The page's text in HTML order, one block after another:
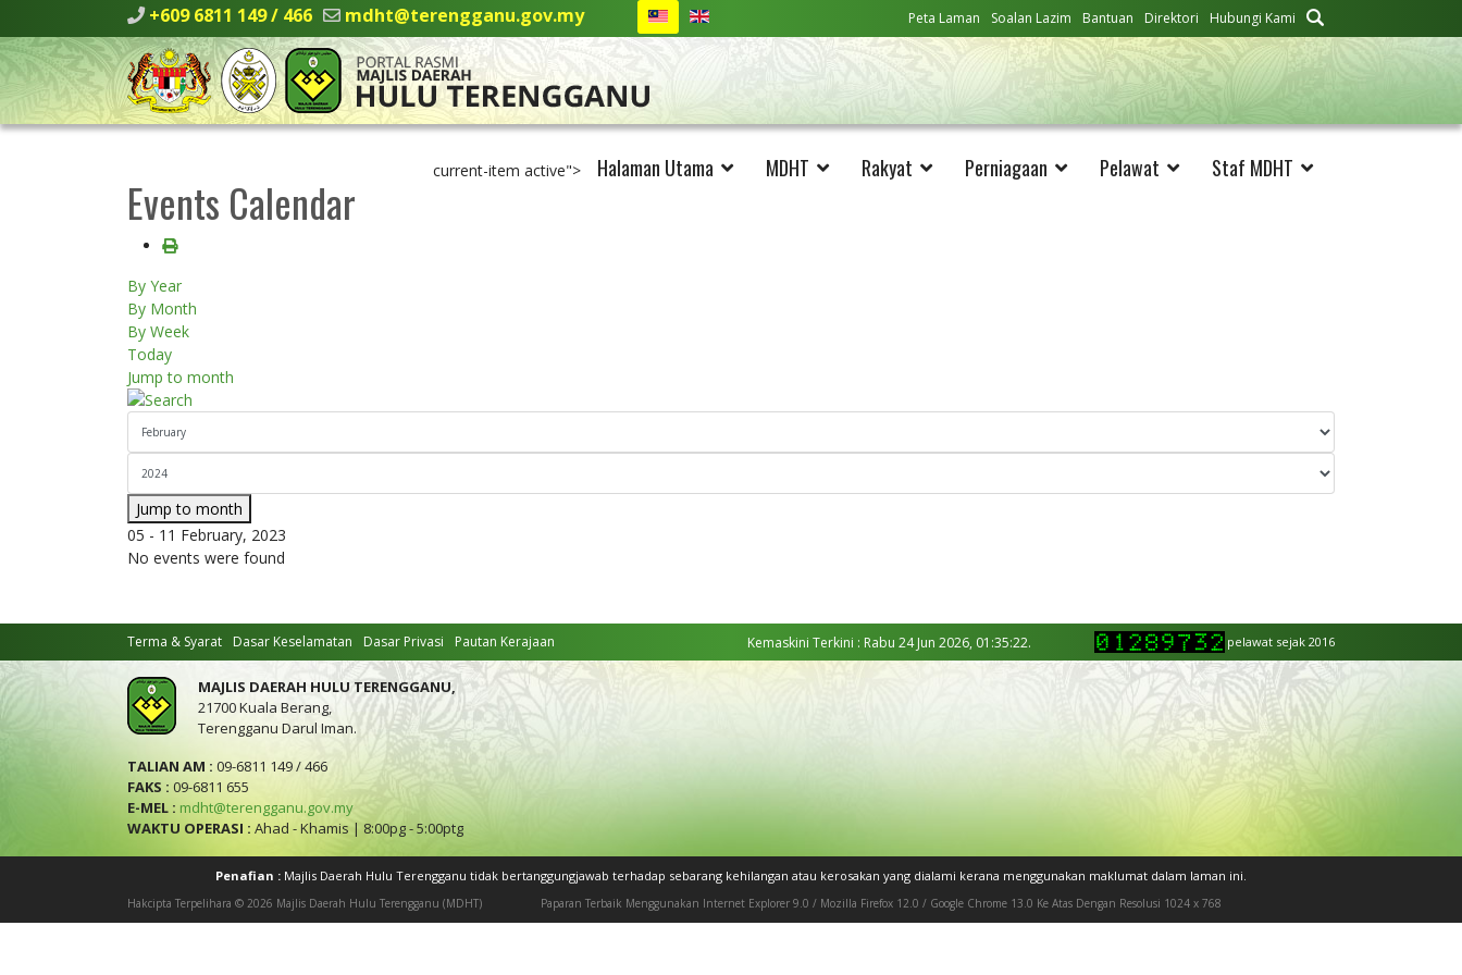
+609 6811 149 / 466 mdht@terengganu.gov.my Peta Laman Soalan Lazim Bantuan Direktori Hubungi Kami
current-item active"> Halaman Utama MDHT Rakyat Perniagaan Pelawat Staf MDHT
Events Calendar
By Year
By Month
By Week
Today
Jump to month
Jump to month
05 - 11 February, 2023
No events were found
Terma & Syarat Dasar Keselamatan Dasar Privasi Pautan Kerajaan Kemaskini Terkini : Rabu 24 Jun 2026, 01:35:22. pelawat sejak 2016
MAJLIS DAERAH HULU TERENGGANU,
21700 Kuala Berang,
Terengganu Darul Iman.
TALIAN AM : 09-6811 149 / 466
FAKS : 09-6811 655
E-MEL : mdht@terengganu.gov.my
WAKTU OPERASI : Ahad - Khamis | 8:00pg - 5:00ptg
Penafian : Majlis Daerah Hulu Terengganu tidak bertanggungjawab terhadap sebarang kehilangan atau kerosakan yang dialami kerana menggunakan maklumat dalam laman ini.
Hakcipta Terpelihara © 2026 Majlis Daerah Hulu Terengganu (MDHT) Paparan Terbaik Menggunakan Internet Explorer 9.0 / Mozilla Firefox 12.0 / Google Chrome 13.0 Ke Atas Dengan Resolusi 1024 x 768